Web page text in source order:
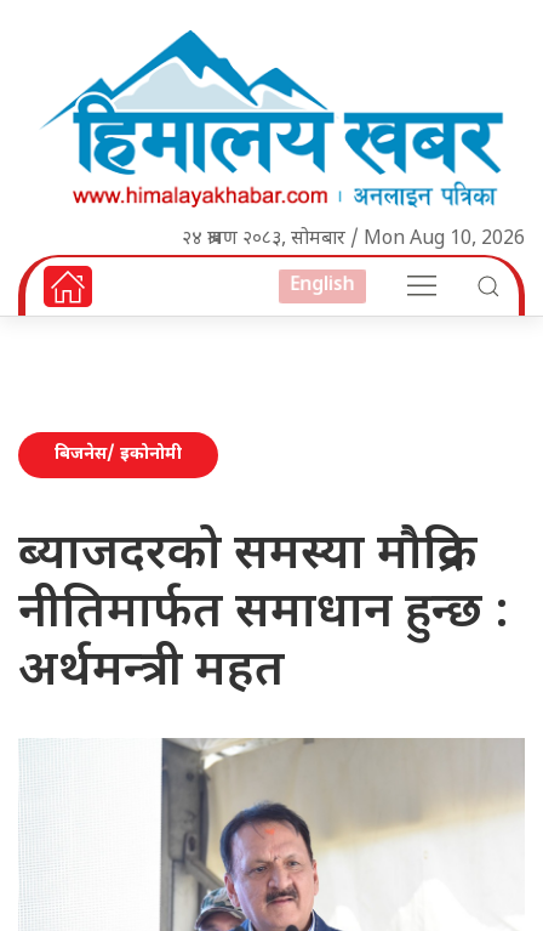
२४ श्रावण २०८३, सोमबार / Mon Aug 10, 2026
English
बिजनेस/ इकोनोमी
ब्याजदरको समस्या मौद्रिक
नीतिमार्फत समाधान हुन्छ :
अर्थमन्त्री महत